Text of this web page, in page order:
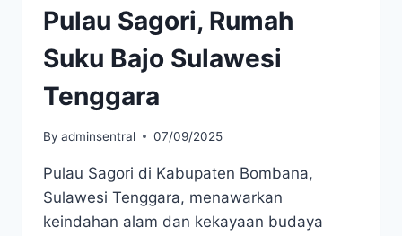
Pulau Sagori, Rumah
Suku Bajo Sulawesi
Tenggara
By adminsentral 07/09/2025
Pulau Sagori di Kabupaten Bombana,
Sulawesi Tenggara, menawarkan
keindahan alam dan kekayaan budaya